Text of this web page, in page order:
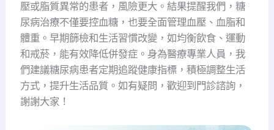
壓或脂質異常的患者，風險更大。結果提醒我們，糖
尿病治療不僅要控血糖，也要全面管理血壓、血脂和
體重。早期篩檢和生活習慣改變，如均衡飲食、運動
和戒菸，能有效降低併發症。身為醫療專業人員，我
們建議糖尿病患者定期追蹤健康指標，積極調整生活
方式，提升生活品質。如有疑問，歡迎到門診諮詢，
謝謝大家！